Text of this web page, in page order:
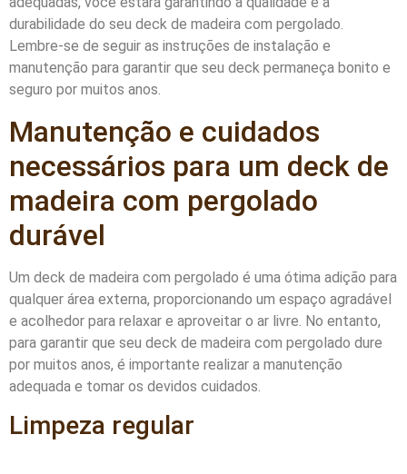
durabilidade do seu deck de madeira com pergolado.
Lembre-se de seguir as instruções de instalação e
manutenção para garantir que seu deck permaneça bonito e
seguro por muitos anos.
Manutenção e cuidados
necessários para um deck de
madeira com pergolado
durável
Um deck de madeira com pergolado é uma ótima adição para
qualquer área externa, proporcionando um espaço agradável
e acolhedor para relaxar e aproveitar o ar livre. No entanto,
para garantir que seu deck de madeira com pergolado dure
por muitos anos, é importante realizar a manutenção
adequada e tomar os devidos cuidados.
Limpeza regular